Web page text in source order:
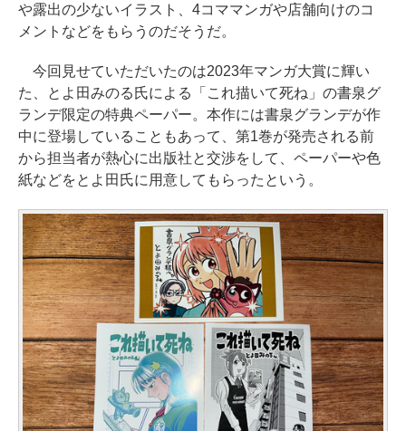
や露出の少ないイラスト、4コママンガや店舗向けのコ
メントなどをもらうのだそうだ。
今回見せていただいたのは2023年マンガ大賞に輝い
た、とよ田みのる氏による「これ描いて死ね」の書泉グ
ランデ限定の特典ペーパー。本作には書泉グランデが作
中に登場していることもあって、第1巻が発売される前
から担当者が熱心に出版社と交渉をして、ペーパーや色
紙などをとよ田氏に用意してもらったという。